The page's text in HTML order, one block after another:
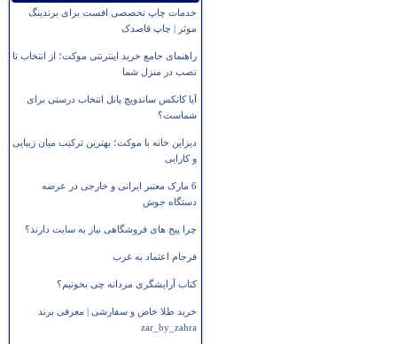
خدمات چاپ تخصصی افست برای برندینگ
موثر | چاپ قاصدک
راهنمای جامع خرید اینترنتی موکت؛ از انتخاب تا
نصب در منزل شما
آیا کانکس ساندویچ پانل انتخاب درستی برای
شماست؟
دیزاین خانه با موکت؛ بهترین ترکیب میان زیبایی
و کارایی
6 مارک معتبر ایرانی و خارجی در عرضه
دستگاه جوش
چرا پیج های فروشگاهی نیاز به سایت دارند؟
فرجام اعتماد به غرب
کتاب آرایشگری مردانه چی بخونیم؟
خرید طلا خاص و سفارشی | معرفی برند
zar_by_zahra